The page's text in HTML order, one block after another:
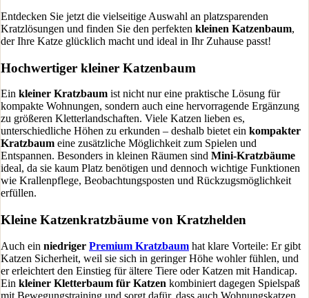
Entdecken Sie jetzt die vielseitige Auswahl an platzsparenden
Kratzlösungen und finden Sie den perfekten kleinen Katzenbaum,
der Ihre Katze glücklich macht und ideal in Ihr Zuhause passt!
Hochwertiger kleiner Katzenbaum
Ein kleiner Kratzbaum ist nicht nur eine praktische Lösung für
kompakte Wohnungen, sondern auch eine hervorragende Ergänzung
zu größeren Kletterlandschaften. Viele Katzen lieben es,
unterschiedliche Höhen zu erkunden – deshalb bietet ein kompakter
Kratzbaum eine zusätzliche Möglichkeit zum Spielen und
Entspannen. Besonders in kleinen Räumen sind Mini-Kratzbäume
ideal, da sie kaum Platz benötigen und dennoch wichtige Funktionen
wie Krallenpflege, Beobachtungsposten und Rückzugsmöglichkeit
erfüllen.
Kleine Katzenkratzbäume von Kratzhelden
Auch ein niedriger Premium Kratzbaum hat klare Vorteile: Er gibt
Katzen Sicherheit, weil sie sich in geringer Höhe wohler fühlen, und
er erleichtert den Einstieg für ältere Tiere oder Katzen mit Handicap.
Ein kleiner Kletterbaum für Katzen kombiniert dagegen Spielspaß
mit Bewegungstraining und sorgt dafür, dass auch Wohnungskatzen